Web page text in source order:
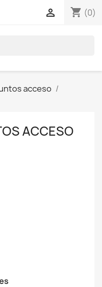
shopping_cart (0)

acceso
ACCESO